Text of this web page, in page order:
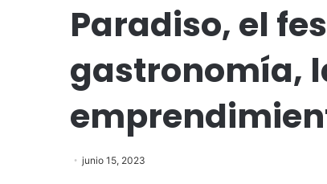
Paradiso, el
gastronomía,
junio 15, 2023